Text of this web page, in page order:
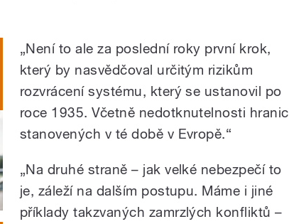
„Není to ale za poslední roky první krok,
který by nasvědčoval určitým rizikům
rozvrácení systému, který se ustanovil po
roce 1935. Včetně nedotknutelnosti hranic
stanovených v té době v Evropě.“
„Na druhé straně – jak velké nebezpečí to
je, záleží na dalším postupu. Máme i jiné
příklady takzvaných zamrzlých konfliktů –